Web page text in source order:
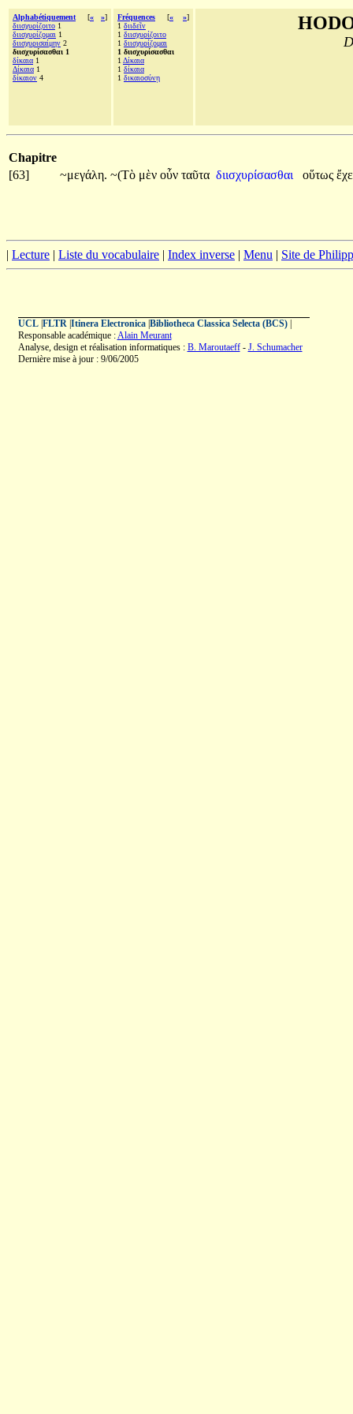
Alphabétiquement [« »]
διισχυρίζοιτο 1
διισχυρίζομαι 1
διισχυρισαίμην 2
διισχυρίσασθαι 1
δίκαια 1
Δίκαια 1
δίκαιον 4
Fréquences [« »]
1 διιδεῖν
1 διισχυρίζοιτο
1 διισχυρίζομαι
1 διισχυρίσασθαι
1 Δίκαια
1 δίκαια
1 δικαιοσύνῃ
Chapitre
[63]
~μεγάλη. ~(Τὸ μὲν οὖν ταῦτα διισχυρίσασθαι οὕτως
| Lecture | Liste du vocabulaire | Index inverse | Menu | Site de
UCL| FLTR| Itinera Electronica| Bibliotheca Classica Selecta (BCS)|
Responsable académique :Alain Meurant
Analyse, design et réalisation informatiques : B. Maroutaeff- J. Schumacher
Dernière mise à jour : 9/06/2005